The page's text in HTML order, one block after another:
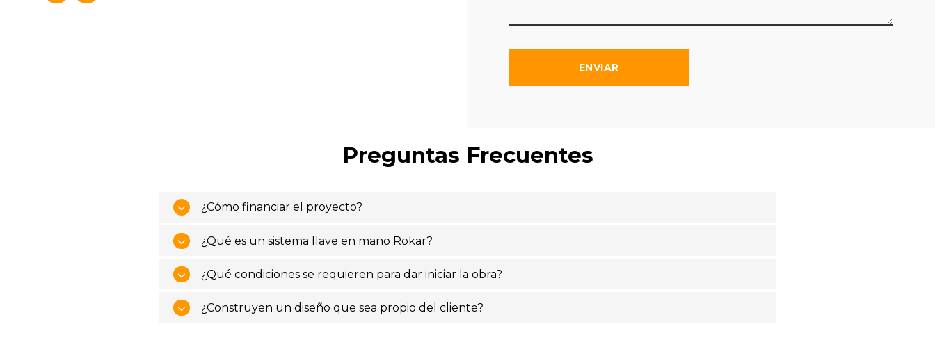
Preguntas Frecuentes
¿Cómo financiar el proyecto?
¿Qué es un sistema llave en mano Rokar?
¿Qué condiciones se requieren para dar iniciar la obra?
¿Construyen un diseño que sea propio del cliente?